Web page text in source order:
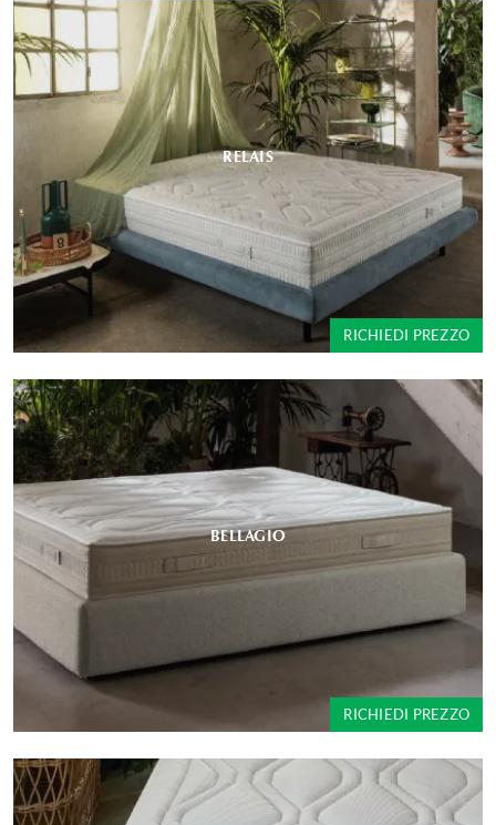
RELAIS
RICHIEDI PREZZO
BELLAGIO
RICHIEDI PREZZO